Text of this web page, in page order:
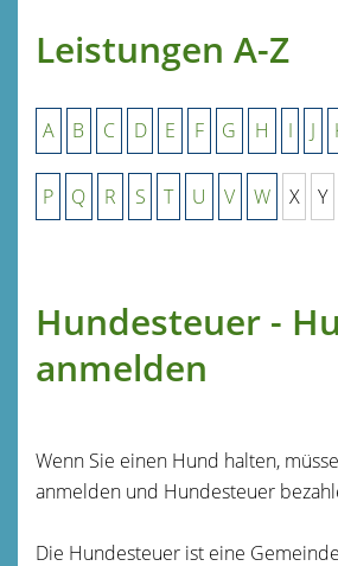
Leistungen A-Z
A B C D E F G H I J
P Q R S T U V W X Y
Hundesteuer -
anmelden
Wenn Sie einen Hund halten,
anmelden und Hundesteuer
Die Hundesteuer ist eine